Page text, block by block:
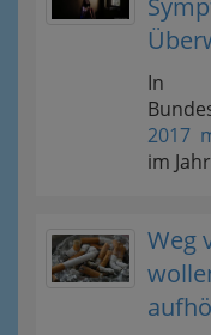
In
2017
im
Weg